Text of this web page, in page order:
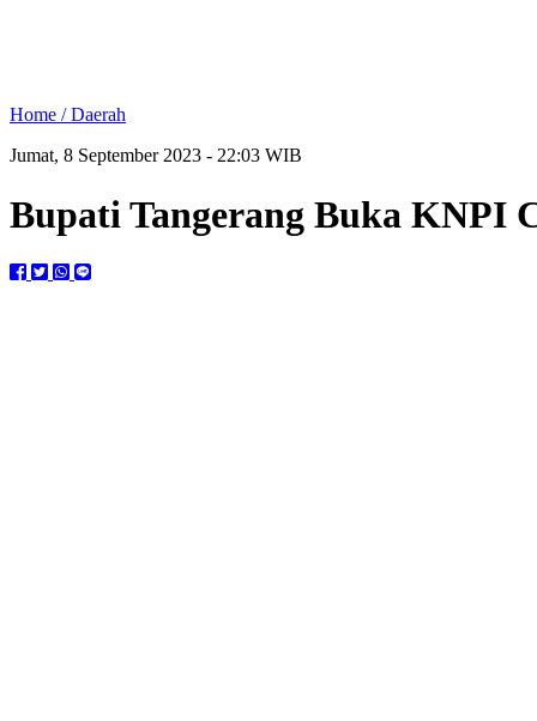
Home /Daerah
Jumat, 8 September 2023 - 22:03 WIB
Bupati Tangerang Buka KNPI